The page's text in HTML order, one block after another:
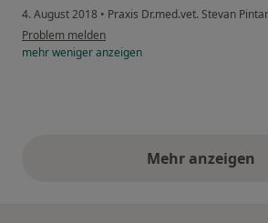
4. August 2018 • Praxis Dr.med.vet. Stevan
Problem melden
mehrwenigeranzeigen
Mehr anzeigen
obige